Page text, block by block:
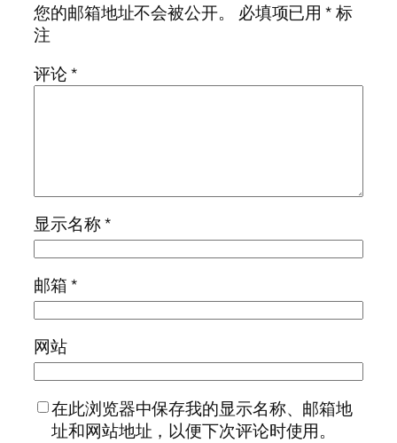
您的邮箱地址不会被公开。
必填项已用*标
注
评论*
显示名称*
邮箱*
网站
在此浏览器中保存我的显示名称、邮箱地
址和网站地址，以便下次评论时使用。